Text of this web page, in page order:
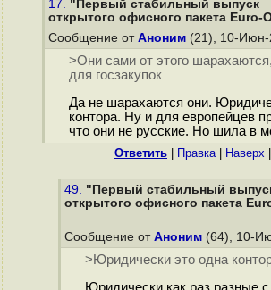
17. "Первый стабильный выпуск
открытого офисного пакета Euro-
Сообщение от Аноним (21), 10-Июн-
>Они сами от этого
для госзакупок
Да не шарахаются они.
контора. Ну и для европейцев
что они не русские. Но шила в
Ответить Правка| Наверх
49. "Первый стабильный
открытого офисного пакета
Сообщение от Аноним (64), 10-
>Юридически это одна